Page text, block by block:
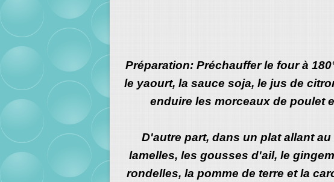
Préparation: Préchauffer le four à
le yaourt, la sauce soja, le jus de
enduire les morceaux de poulet
D'autre part, dans un plat allant
lamelles, les gousses d'ail, le
rondelles, la pomme de terre et la